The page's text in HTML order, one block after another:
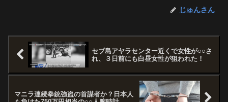
じゅんさん
セブ島アヤラセンター近くで女性が○○さ
れ、３日前にも白昼女性が狙われた！
マニラ連続拳銃強盗の首謀者か？日本人